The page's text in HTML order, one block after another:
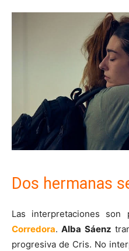
Dos hermanas
Las interpretaciones son
Corredora.Alba Sáenz
progresiva de Cris. No